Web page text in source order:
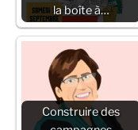
la boîte à…
Construire des